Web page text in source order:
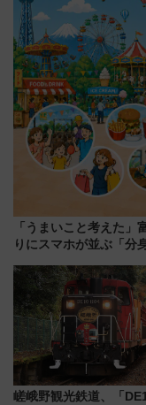
「うまいこと考えた
りにスマホが並ぶ「分
嵯峨野観光鉄道、「